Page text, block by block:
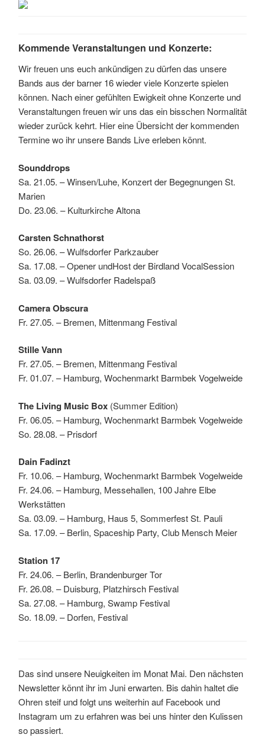
Kommende Veranstaltungen und Konzerte:
Wir freuen uns euch ankündigen zu dürfen das unsere
Bands aus der barner 16 wieder viele Konzerte spielen
können. Nach einer gefühlten Ewigkeit ohne Konzerte und
Veranstaltungen freuen wir uns das ein bisschen Normalität
wieder zurück kehrt. Hier eine Übersicht der kommenden
Termine wo ihr unsere Bands Live erleben könnt.
Sounddrops
Sa. 21.05. – Winsen/Luhe, Konzert der Begegnungen St.
Marien
Do. 23.06. – Kulturkirche Altona
Carsten Schnathorst
So. 26.06. – Wulfsdorfer Parkzauber
Sa. 17.08. – Opener undHost der Birdland VocalSession
Sa. 03.09. – Wulfsdorfer Radelspaß
Camera Obscura
Fr. 27.05. – Bremen, Mittenmang Festival
Stille Vann
Fr. 27.05. – Bremen, Mittenmang Festival
Fr. 01.07. – Hamburg, Wochenmarkt Barmbek Vogelweide
The Living Music Box (Summer Edition)
Fr. 06.05. – Hamburg, Wochenmarkt Barmbek Vogelweide
So. 28.08. – Prisdorf
Dain Fadinzt
Fr. 10.06. – Hamburg, Wochenmarkt Barmbek Vogelweide
Fr. 24.06. – Hamburg, Messehallen, 100 Jahre Elbe
Werkstätten
Sa. 03.09. – Hamburg, Haus 5, Sommerfest St. Pauli
Sa. 17.09. – Berlin, Spaceship Party, Club Mensch Meier
Station 17
Fr. 24.06. – Berlin, Brandenburger Tor
Fr. 26.08. – Duisburg, Platzhirsch Festival
Sa. 27.08. – Hamburg, Swamp Festival
So. 18.09. – Dorfen, Festival
Das sind unsere Neuigkeiten im Monat Mai. Den nächsten
Newsletter könnt ihr im Juni erwarten. Bis dahin haltet die
Ohren steif und folgt uns weiterhin auf Facebook und
Instagram um zu erfahren was bei uns hinter den Kulissen
so passiert.